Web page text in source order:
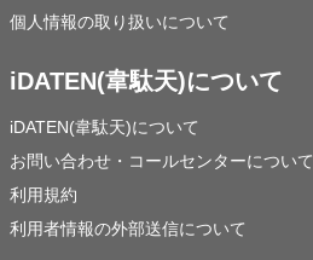
個人情報の取り扱いについて
iDATEN(韋駄天)について
iDATEN(韋駄天)について
お問い合わせ・コールセンターについて
利用規約
利用者情報の外部送信について